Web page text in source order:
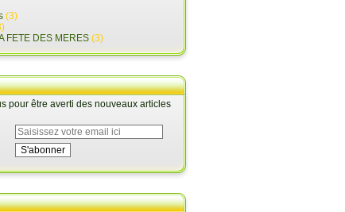
(3)
FETE DES MERES (3)
pour être averti des nouveaux articles